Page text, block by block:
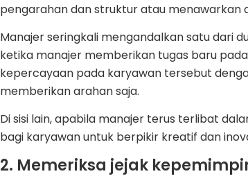
pengarahan dan struktur atau menawarkan
Manajer seringkali mengandalkan satu dari
ketika manajer memberikan tugas baru
kepercayaan pada karyawan tersebut
memberikan arahan saja.
Di sisi lain, apabila manajer terus terlibat
bagi karyawan untuk berpikir kreatif dan
2. Memeriksa jejak